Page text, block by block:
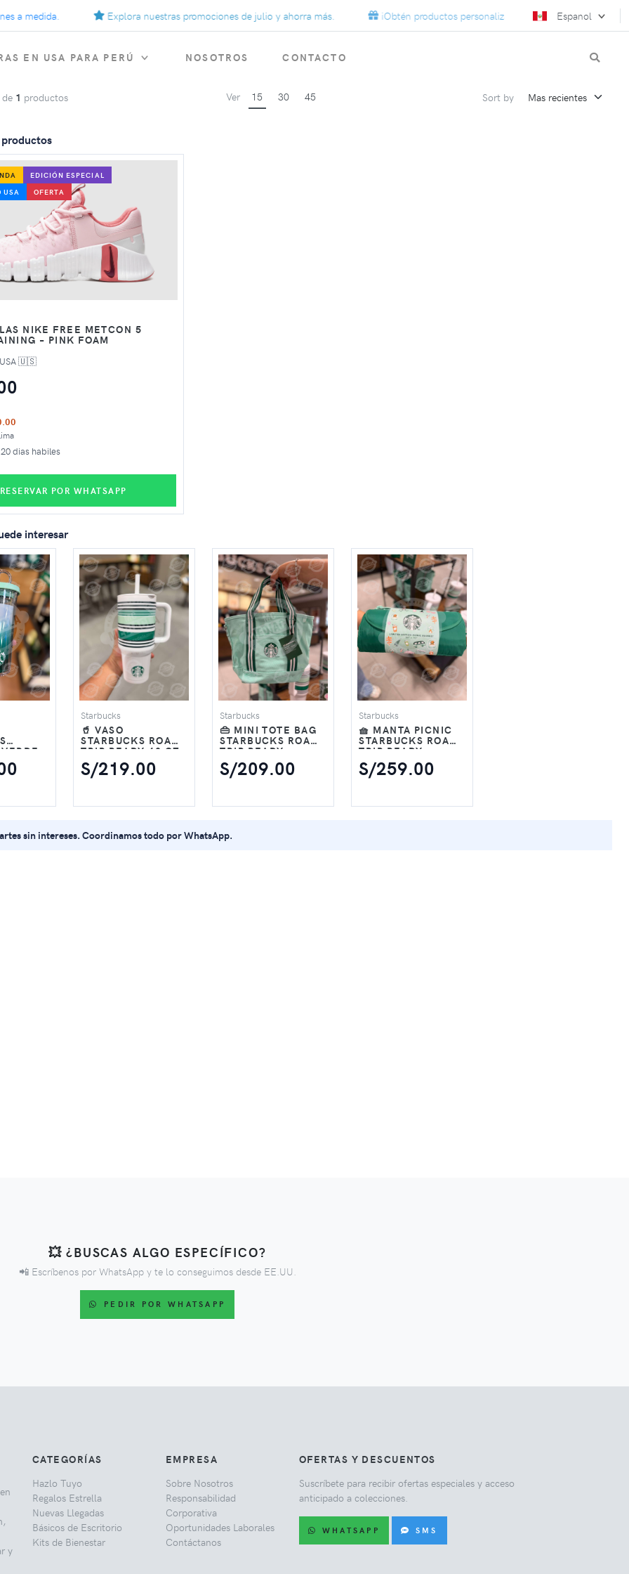
medida. Explora nuestras promociones de julio y ahorra más. ¡Obtén productos personalizados para tu próxima campaña!
Espanol
EN USA PARA PERÚ NOSOTROS CONTACTO
de 1 productos Ver 15 30 45 Sort by
EDICIÓN ESPECIAL
USA
OFERTA
NIKE FREE METCON 5
– PINK FOAM
USA 🇺🇸
dias habiles
RESERVAR POR WHATSAPP
interesar
Starbucks
🥤 VASO
STARBUCKS ROAD-
TRIP READY 40 OZ
RAYAS VERDE MINT
S/219.00
Starbucks
👜 MINI TOTE BAG
STARBUCKS ROAD-
TRIP READY –
VERDE MINT
S/209.00
Starbucks
🧺 MANTA PICNIC
STARBUCKS ROAD-
TRIP READY
EDICIÓN LIMITADA
– VERDE
S/259.00
sin intereses. Coordinamos todo por WhatsApp.
💥 ¿BUSCAS ALGO ESPECÍFICO?
📲 Escríbenos por WhatsApp y te lo conseguimos desde EE.UU.
PEDIR POR WHATSAPP
y
CATEGORÍAS
Hazlo Tuyo
Regalos Estrella
Nuevas Llegadas
Básicos de Escritorio
Kits de Bienestar
EMPRESA
Sobre Nosotros
Responsabilidad
Corporativa
Oportunidades Laborales
Contáctanos
OFERTAS Y DESCUENTOS
Suscríbete para recibir ofertas especiales y acceso
anticipado a colecciones.
WHATSAPP SMS